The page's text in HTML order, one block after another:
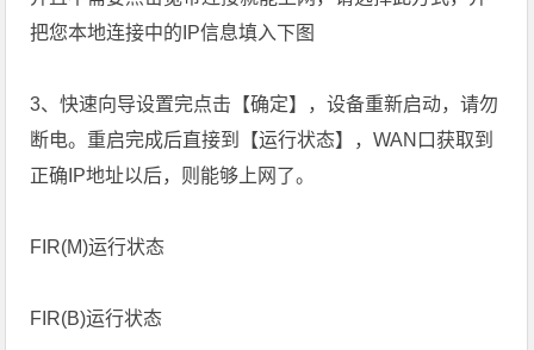
把您本地连接中的IP信息填入下图
3、快速向导设置完点击【确定】，设备重新启动，请勿
断电。重启完成后直接到【运行状态】，WAN口获取到
正确IP地址以后，则能够上网了。
FIR(M)运行状态
FIR(B)运行状态